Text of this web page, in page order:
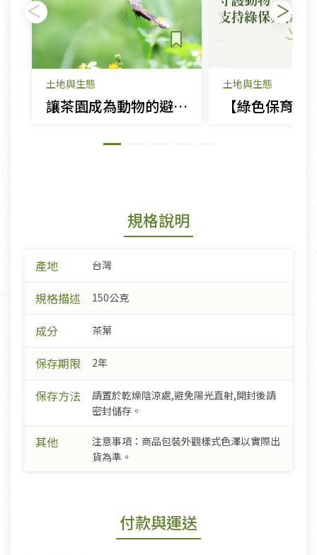
土地與生態
讓茶園成為動物的避風港：探索綠色保育茶品的故事
土地與生態
規格說明
產地 台灣
規格描述 150公克
成分 茶葉
保存期限 2年
保存方法
請置於乾燥陰涼處,避免陽光直射,開封後請
密封儲存。
其他
注意事項：商品包裝外觀樣式色澤以實際出
貨為準。
付款與運送